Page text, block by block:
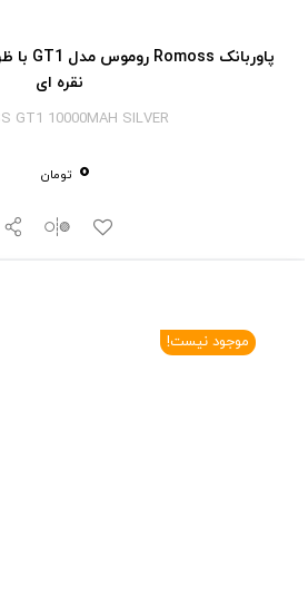
نقره ای
GT1 10000MAH SILVER
0 تومان
موجود نیست!